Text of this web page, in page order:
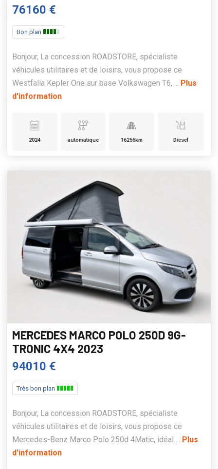
76160 €
Bon plan
Bonjour, La concession ROADSTORE, spécialiste
véhicules utilitaires et de loisirs, vous propose ce
Westfalia Kepler One sur base Volkswagen T6, ... Plus
d'information
2024 automatique 16256km Diesel
MERCEDES MARCO POLO 250D 9G-
TRONIC 4X4 2023
94010 €
Très bon plan
Bonjour, La concession ROADSTORE, spécialiste
véhicules utilitaires et de loisirs, vous propose ce
Mercedes-Benz Marco Polo 250d 4Matic, idéal ... Plus
d'information